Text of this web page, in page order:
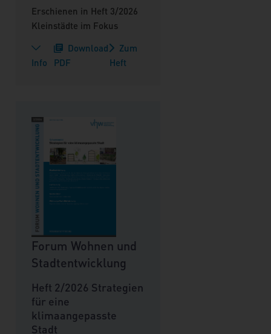
Erschienen in Heft 3/2026
Kleinstädte im Fokus
Info
Download
PDF
Zum
Heft
Forum Wohnen und
Stadtentwicklung
Heft 2/2026 Strategien
für eine
klimaangepasste
Stadt